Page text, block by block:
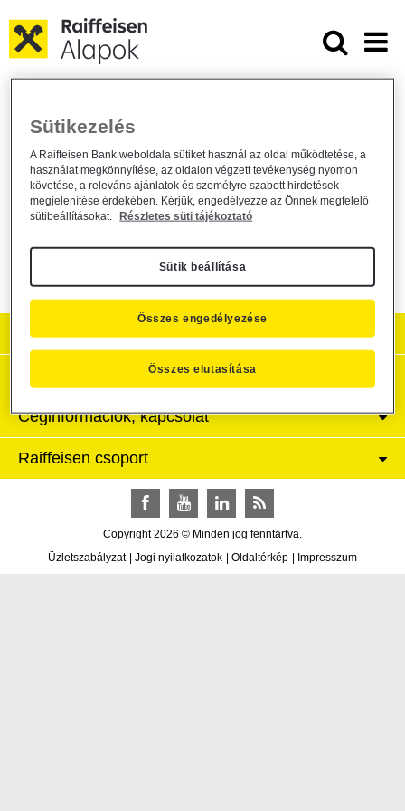
Módosul a Raiffeisen Befektetési
Alapkezelő Zrt. által kezelt befektetési
alapok Kezelési Szabályzata
Alapkezelő közzététel / 2026. május 12.
Aktuális
Hasznos információk
Céginformációk, kapcsolat
Raiffeisen csoport
Copyright 2026 © Minden jog fenntartva.
FacebookYouTubeLinkedInRSS
Üzletszabályzat Jogi nyilatkozatok Oldaltérkép Impresszum
Sütikezelés
A Raiffeisen Bank weboldala sütiket használ az oldal működtetése, a
használat megkönnyítése, az oldalon végzett tevékenység nyomon
követése, a releváns ajánlatok és személyre szabott hirdetések
megjelenítése érdekében. Kérjük, engedélyezze az Önnek megfelelő
sütibeállításokat.
Részletes süti tájékoztató
Sütik beállítása
Összes elutasítása
Összes engedélyezése